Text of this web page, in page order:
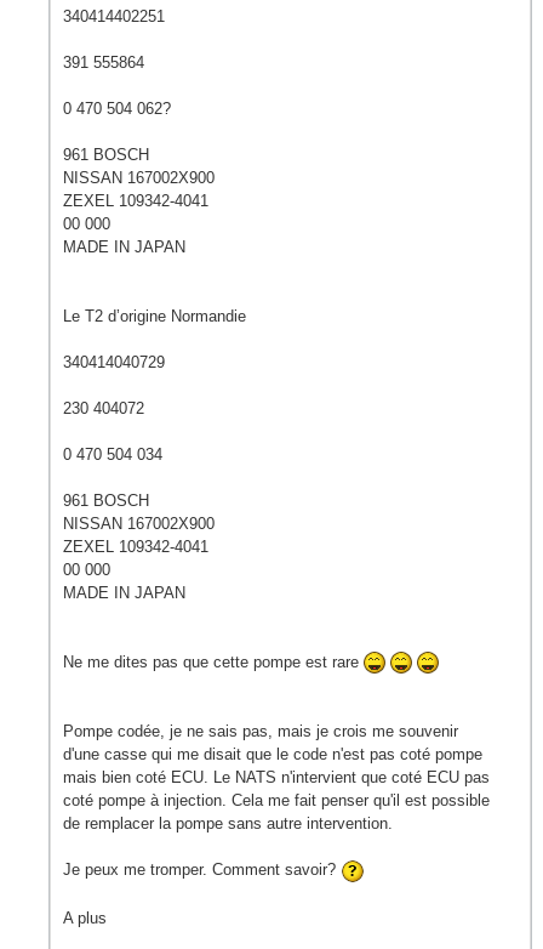
340414402251
391 555864
0 470 504 062?
961 BOSCH
NISSAN 167002X900
ZEXEL 109342-4041
00 000
MADE IN JAPAN
Le T2 d’origine Normandie
340414040729
230 404072
0 470 504 034
961 BOSCH
NISSAN 167002X900
ZEXEL 109342-4041
00 000
MADE IN JAPAN
Ne me dites pas que cette pompe est rare
Pompe codée, je ne sais pas, mais je crois me souvenir
d'une casse qui me disait que le code n'est pas coté pompe
mais bien coté ECU. Le NATS n'intervient que coté ECU pas
coté pompe à injection. Cela me fait penser qu'il est possible
de remplacer la pompe sans autre intervention.
Je peux me tromper. Comment savoir?
A plus